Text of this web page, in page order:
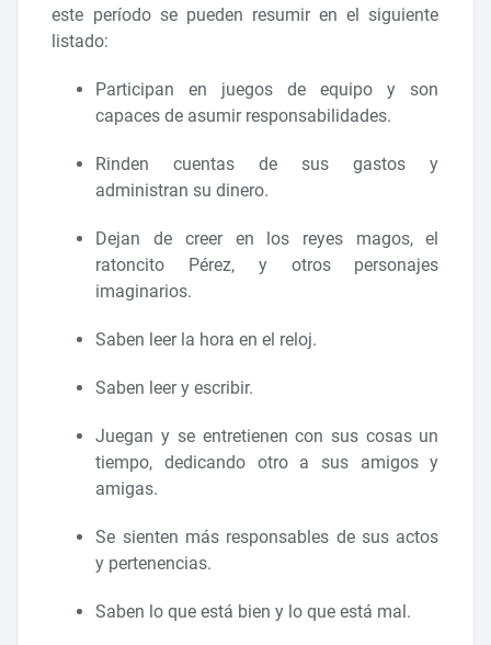
este período se pueden resumir en el siguiente
listado:
Participan en juegos de equipo y son
capaces de asumir responsabilidades.
Rinden cuentas de sus gastos y
administran su dinero.
Dejan de creer en los reyes magos, el
ratoncito Pérez, y otros personajes
imaginarios.
Saben leer la hora en el reloj.
Saben leer y escribir.
Juegan y se entretienen con sus cosas un
tiempo, dedicando otro a sus amigos y
amigas.
Se sienten más responsables de sus actos
y pertenencias.
Saben lo que está bien y lo que está mal.